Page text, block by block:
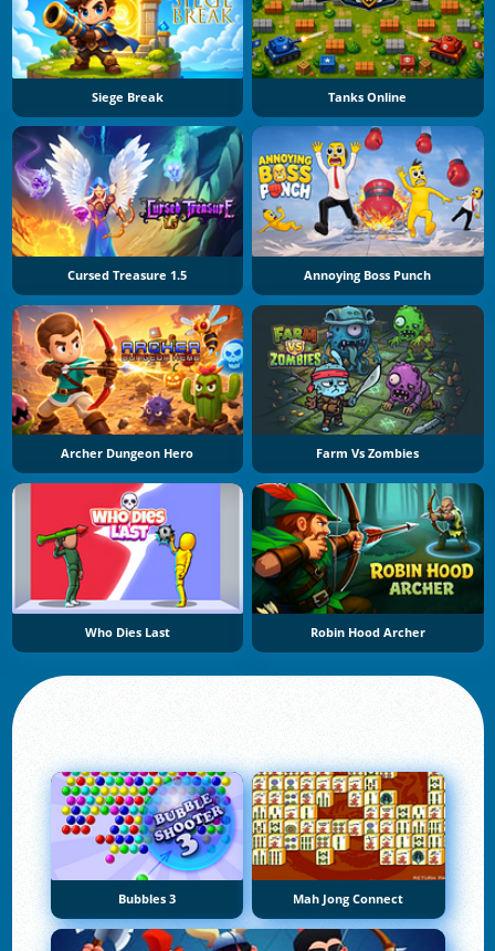
Siege Break Tanks Online
Cursed Treasure 1.5 Annoying Boss Punch
Archer Dungeon Hero Farm Vs Zombies
Who Dies Last Robin Hood Archer
Bubbles 3 Mah Jong Connect